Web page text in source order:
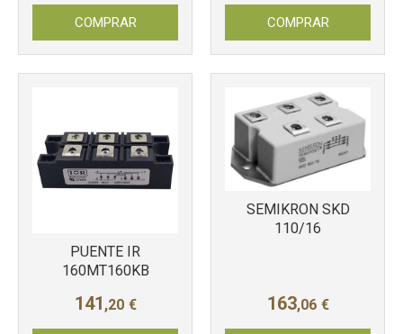
COMPRAR COMPRAR
PUENTE IR
160MT160KB
141 ,20 €
SEMIKRON SKD
110/16
163,06 €